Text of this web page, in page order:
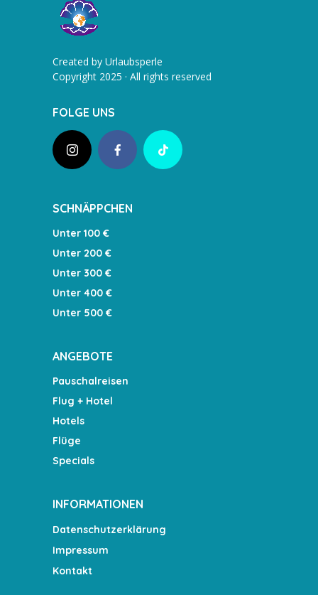
Created by Urlaubsperle
Copyright 2025 · All rights reserved
FOLGE UNS
SCHNÄPPCHEN
Unter 100 €
Unter 200 €
Unter 300 €
Unter 400 €
Unter 500 €
ANGEBOTE
Pauschalreisen
Flug + Hotel
Hotels
Flüge
Specials
INFORMATIONEN
Datenschutzerklärung
Impressum
Kontakt